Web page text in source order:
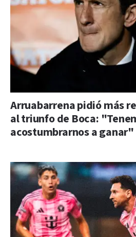
Arruabarrena pidió más
al triunfo de Boca:
acostumbrarnos a ganar"